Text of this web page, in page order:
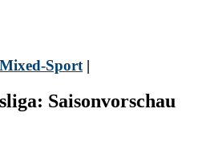
Mixed-Sport |
Saisonvorschau